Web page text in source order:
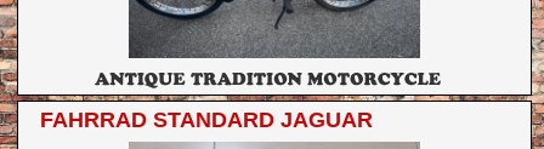
FAHRRAD STANDARD JAGUAR